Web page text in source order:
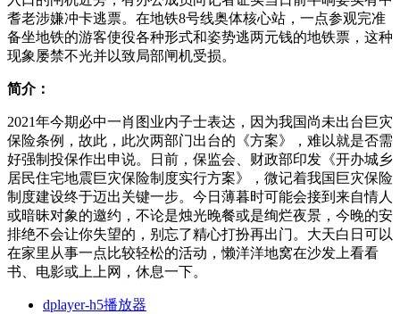
耆老涉嫌冲卡逃票。在地铁8号线奥体核心站，一点参观完准
备坐地铁的游客使役各种形式和姿势逃两元钱的地铁票，这种
现象屡禁不光并以致局部闸机受损。
简介：
2021年今期必中一肖图业内子士表达，因为我国尚未出台巨灾
保险条例，故此，此次两部门出台的《方案》，难以就是否需
好强制投保作出申说。日前，保监会、财政部印发《开办城乡
居民住宅地震巨灾保险制度实行方案》，微记着我国巨灾保险
制度建设终于迈出关键一步。今日薄暮时可能会接到来自情人
或暗昧对象的邀约，不论是烛光晚餐或是绚烂夜景，今晚的安
排绝不会让你失望的，别忘了精心打扮再出门。大天白日可以
在家里从事一点比较轻松的活动，懒洋洋地窝在沙发上看看
书、电影或上上网，休息一下。
dplayer-h5播放器